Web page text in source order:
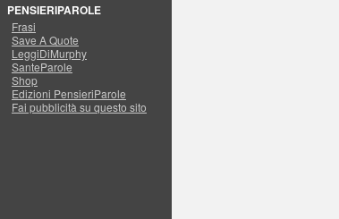
PENSIERIPAROLE
Frasi
Save A Quote
LeggiDiMurphy
SanteParole
Shop
Edizioni PensieriParole
Fai pubblicità su questo sito